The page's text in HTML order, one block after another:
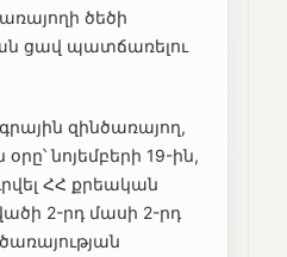
ծեծի
ցավ պատճառելու
զինծառայող,
նոյեմբերի 19-ին,
ՀՀ քրեական
2-րդ մասի 2-րդ